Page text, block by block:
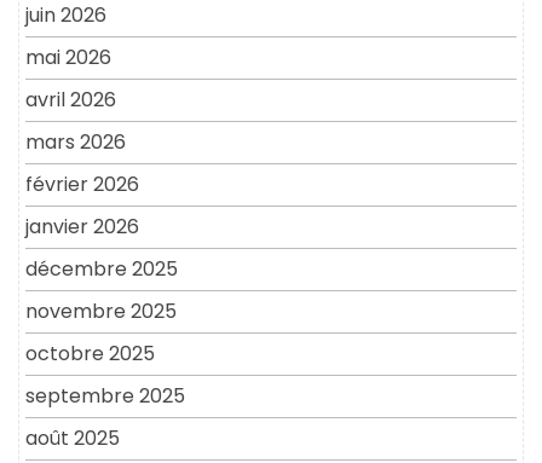
juin 2026
mai 2026
avril 2026
mars 2026
février 2026
janvier 2026
décembre 2025
novembre 2025
octobre 2025
septembre 2025
août 2025